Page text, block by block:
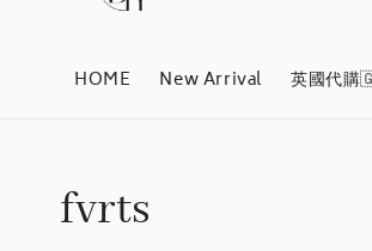
HOME New Arrival 英國代
fvrts